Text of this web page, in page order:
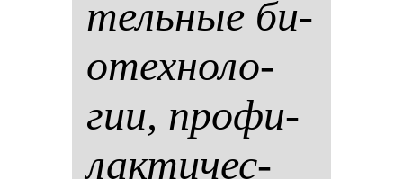
тель­ные би­
отех­но­ло­
гии, про­фи­
лак­ти­чес­